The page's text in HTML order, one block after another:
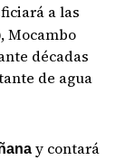
a las
Mocambo
décadas
de agua
y contará